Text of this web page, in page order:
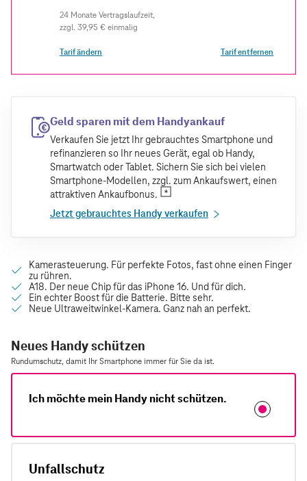
zzgl. 39,95 € einmalig
Tarif ändern Tarif entfernen
Geld sparen mit dem Handyankauf
Verkaufen Sie jetzt Ihr gebrauchtes Smartphone und
refinanzieren so Ihr neues Gerät, egal ob Handy,
Smartwatch oder Tablet. Sichern Sie sich bei vielen
Smartphone-Modellen, zzgl. zum Ankaufswert, einen
attraktiven Ankaufbonus.
Jetzt gebrauchtes Handy verkaufen
Neues Handy schützen
Rundumschutz, damit Ihr Smartphone immer für Sie da ist.
Ich möchte mein Handy nicht schützen.
Unfallschutz